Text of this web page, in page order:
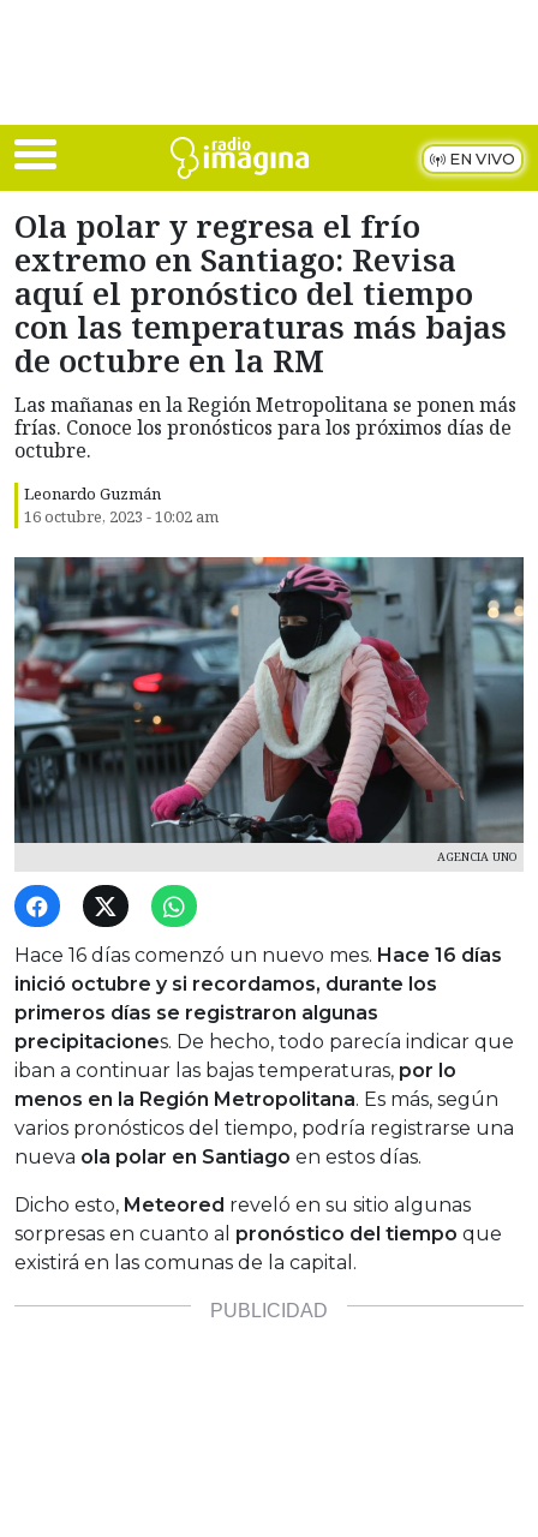
EN VIVO
Ola polar y regresa el frío
extremo en Santiago: Revisa
aquí el pronóstico del tiempo
con las temperaturas más bajas
de octubre en la RM
Las mañanas en la Región Metropolitana se ponen más
frías. Conoce los pronósticos para los próximos días de
octubre.
Leonardo Guzmán
16 octubre, 2023 - 10:02 am
AGENCIA UNO
Hace 16 días comenzó un nuevo mes. Hace 16 días
inició octubre y si recordamos, durante los
primeros días se registraron algunas
precipitaciones. De hecho, todo parecía indicar que
iban a continuar las bajas temperaturas, por lo
menos en la Región Metropolitana. Es más, según
varios pronósticos del tiempo, podría registrarse una
nueva ola polar en Santiago en estos días.
Dicho esto, Meteored reveló en su sitio algunas
sorpresas en cuanto al pronóstico del tiempo que
existirá en las comunas de la capital.